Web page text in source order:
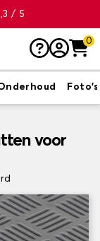
/ 5
0
Foto's
voor